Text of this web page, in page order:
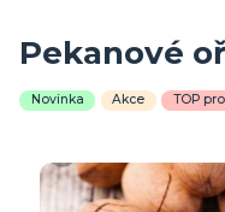
Pekanové
Novinka Akce TOP